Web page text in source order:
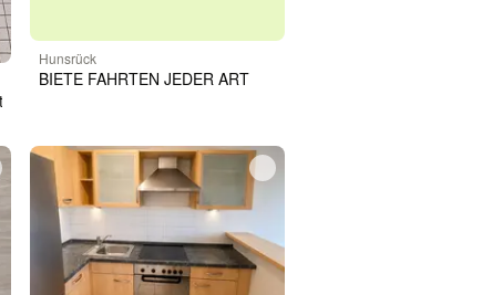
Küchenaufbau
Hunsrück
BIETE FAHRTEN JEDER ART